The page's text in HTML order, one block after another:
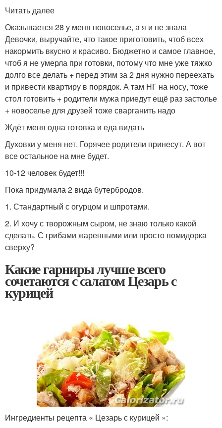
Читать далее
Оказывается 28 у меня новоселье, а я и не знала
Девочки, выручайте, что такое приготовить, чтоб всех
накормить вкусно и красиво. Бюджетно и самое главное,
чтоб я не умерла при готовки, потому что мне уже тяжко
долго все делать + перед этим за 2 дня нужно переехать
и привести квартиру в порядок. А там НГ на носу, тоже
стол готовить + родители мужа приедут ещё раз застолье
+ новоселье для друзей тоже сварганить надо
Ждёт меня одна готовка и еда видать
Духовки у меня нет. Горячее родители принесут. А вот
все остальное на мне будет.
10-12 человек будет!!!
Пока придумала 2 вида бутербродов.
1. Стандартный с огурцом и шпротами.
2. И хочу с творожным сыром, не знаю только какой
сделать. С грибами жаренными или просто помидорка
сверху?
Какие гарниры лучше всего
сочетаются с салатом Цезарь с
курицей
Ингредиенты рецепта « Цезарь с курицей »: